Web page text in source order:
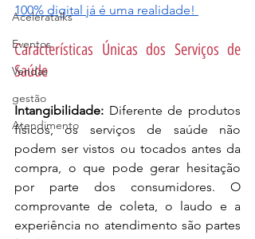
Aceleratalks
Eventos
Vendas
gestão
Atendimento
100% digital já é uma realidade!
Características Únicas dos Serviços de
Saúde
Intangibilidade: Diferente de produtos
físicos, os serviços de saúde não
podem ser vistos ou tocados antes da
compra, o que pode gerar hesitação
por parte dos consumidores. O
comprovante de coleta, o laudo e a
experiência no atendimento são partes